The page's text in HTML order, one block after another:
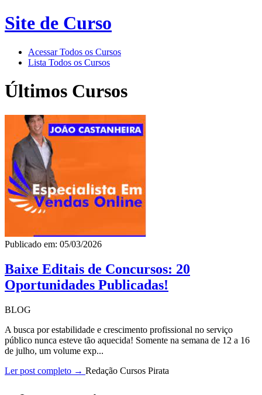
Site de Curso
Acessar Todos os Cursos
Lista Todos os Cursos
Últimos Cursos
Publicado em: 05/03/2026
Baixe Editais de Concursos: 20
Oportunidades Publicadas!
BLOG
A busca por estabilidade e crescimento profissional no serviço
público nunca esteve tão aquecida! Somente na semana de 12 a 16
de julho, um volume exp...
Ler post completo → Redação Cursos Pirata